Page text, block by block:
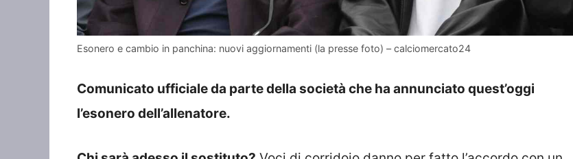
Esonero e cambio in panchina: nuovi aggiornamenti (la presse foto) – calciomercato24
Comunicato ufficiale da parte della società che ha annunciato quest’oggi
l’esonero dell’allenatore.